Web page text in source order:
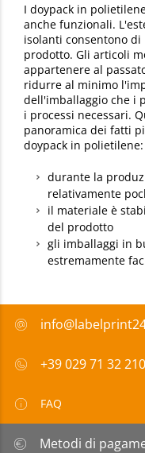
I doypack in
anche funzionali.
isolanti consentono
prodotto. Gli articoli
appartenere al
ridurre al minimo
dell'imballaggio che i
i processi necessari.
panoramica dei fatti
doypack in polietilene:
durante la
relativamente
il materiale è
del prodotto
gli imballaggi in
estremamente
+39 029 71 32 210
FAQ
Metodi di